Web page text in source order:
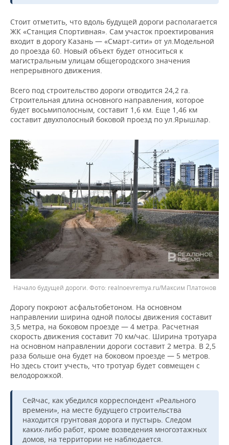
Стоит отметить, что вдоль будущей дороги располагается
ЖК «Станция Спортивная». Сам участок проектирования
входит в дорогу Казань — «Смарт-сити» от ул.Модельной
до проезда 60. Новый объект будет относиться к
магистральным улицам общегородского значения
непрерывного движения.
Всего под строительство дороги отводится 24,2 га.
Строительная длина основного направления, которое
будет восьмиполосным, составит 1,6 км. Еще 1,46 км
составит двухполосный боковой проезд по ул.Ярышлар.
Начало будущей дороги. Фото: realnoevremya.ru/Максим Платонов
Дорогу покроют асфальтобетоном. На основном
направлении ширина одной полосы движения составит
3,5 метра, на боковом проезде — 4 метра. Расчетная
скорость движения составит 70 км/час. Ширина тротуара
на основном направлении дороги составит 2 метра. В 2,5
раза больше она будет на боковом проезде — 5 метров.
Но здесь стоит учесть, что тротуар будет совмещен с
велодорожкой.
Сейчас, как убедился корреспондент «Реального
времени», на месте будущего строительства
находится грунтовая дорога и пустырь. Следом
каких-либо работ, кроме возведения многоэтажных
домов, на территории не наблюдается.